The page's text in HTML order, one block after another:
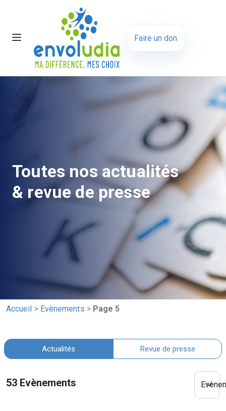
Faire un don
Toutes nos actualités
& revue de presse
Accueil > Evènements > Page 5
Actualités Revue de presse
53 Evènements